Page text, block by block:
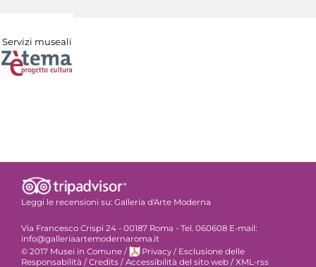
Servizi museali
Leggi le recensioni su: Galleria d'Arte Moderna
Via Francesco Crispi 24 - 00187 Roma - Tel. 060608 E-mail:
info@galleriaartemodernaroma.it
© 2017 Musei in Comune / Privacy / Esclusione delle
Responsabilità / Credits / Accessibilità del sito web / XML-rss